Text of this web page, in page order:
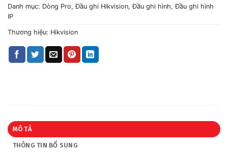
Danh mục: Dòng Pro,Đầu ghi Hikvision,Đầu ghi hình,Đầu ghi hình
IP
Thương hiệu: Hikvision
MÔ TẢ
THÔNG TIN BỔ SUNG